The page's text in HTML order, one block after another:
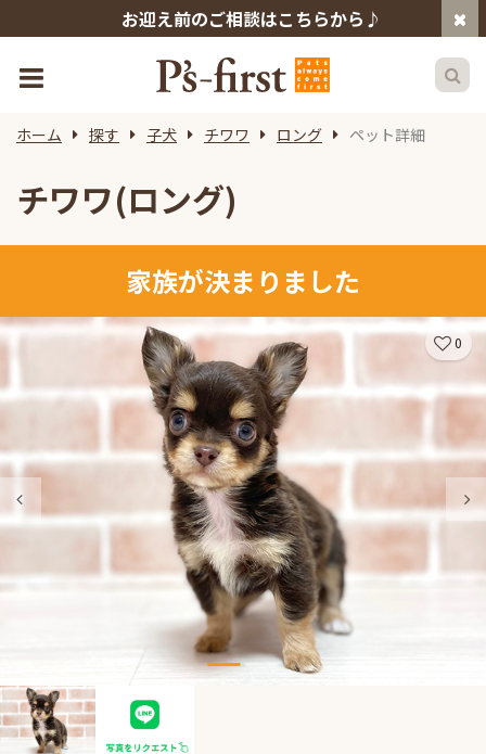
お迎え前のご相談はこちらから♪
ホーム 探す 子犬 チワワ ロング ペット詳細
チワワ(ロング)
家族が決まりました
0